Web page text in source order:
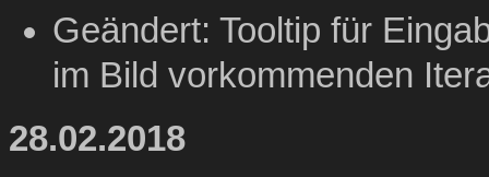
Geändert: Tooltip für
im Bild vorkommenden
28.02.2018